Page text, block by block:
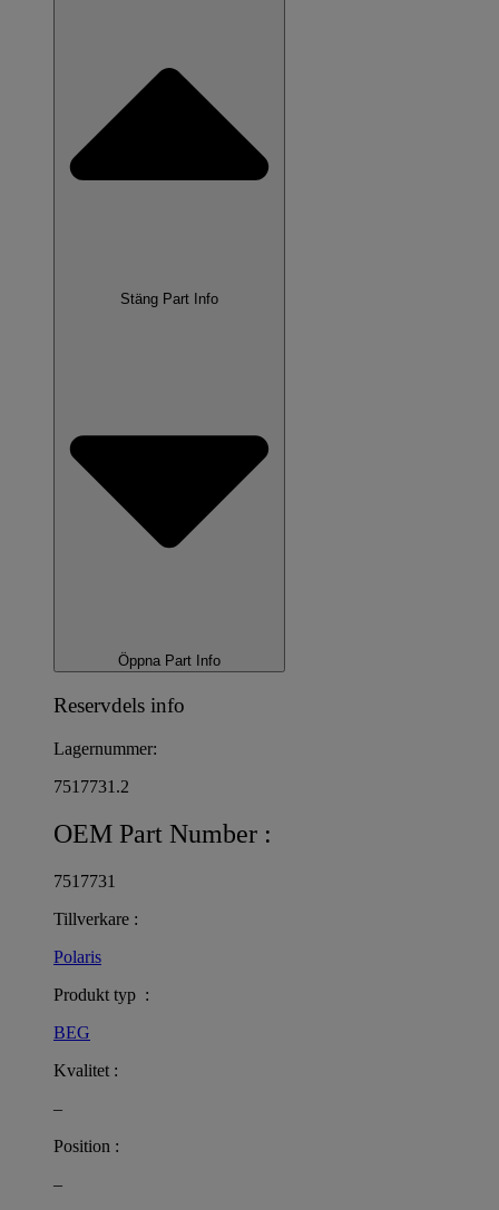
Stäng Part Info
Öppna Part Info
Reservdels info
Lagernummer:
7517731.2
OEM Part Number :
7517731
Tillverkare :
Polaris
Produkt typ :
BEG
Kvalitet :
–
Position :
–